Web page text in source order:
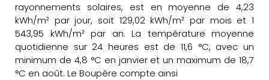
rayonnements solaires, est en moyenne de 4,23
kWh/m² par jour, soit 129,02 kWh/m² par mois et 1
543,95 kWh/m² par an. La température moyenne
quotidienne sur 24 heures est de 11,6 °C, avec un
minimum de 4,8 °C en janvier et un maximum de 18,7
°C en août. Le Boupère compte ainsi